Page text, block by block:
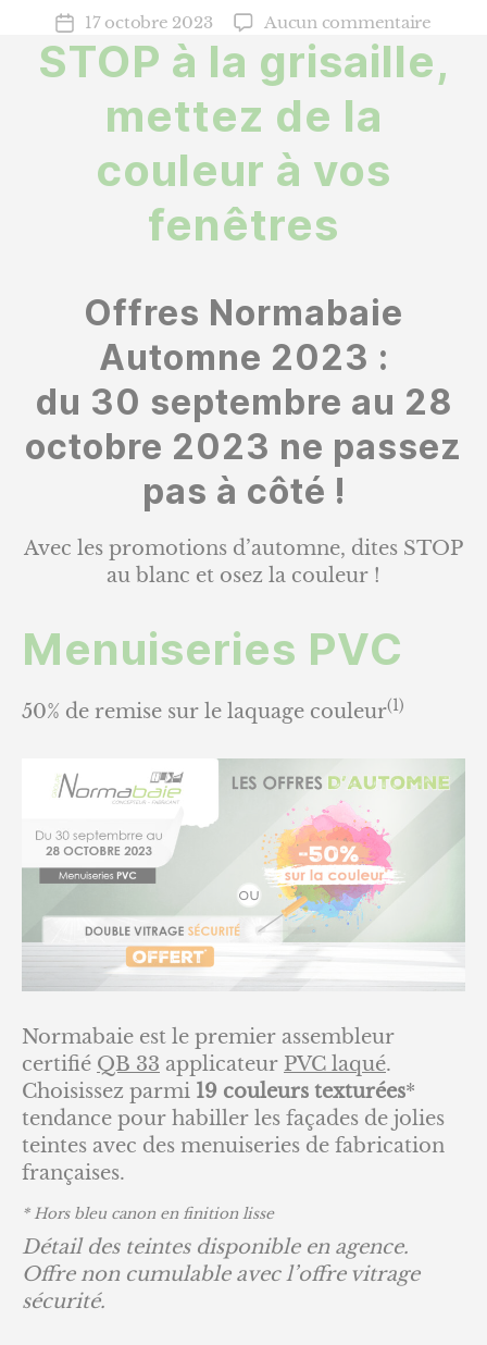
de
Date
de
l’article
17 octobre 2023 Aucun commentairesur
Offres
STOP à la grisaille,
mettez de la
couleur à vos
fenêtres
Offres Normabaie
Automne 2023 :
du 30 septembre au 28
octobre 2023 ne passez
pas à côté !
Avec les promotions d’automne, dites STOP
au blanc et osez la couleur !
Menuiseries PVC
50% de remise sur le laquage couleur(1)
Normabaie est le premier assembleur
certifié QB 33 applicateur PVC laqué.
Choisissez parmi 19 couleurs texturées*
tendance pour habiller les façades de jolies
teintes avec des menuiseries de fabrication
françaises.
* Hors bleu canon en finition lisse
Détail des teintes disponible en agence.
Offre non cumulable avec l’offre vitrage
sécurité.